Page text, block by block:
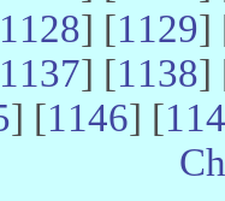
1128] [1129]
1137] [1138]
] [1146] [